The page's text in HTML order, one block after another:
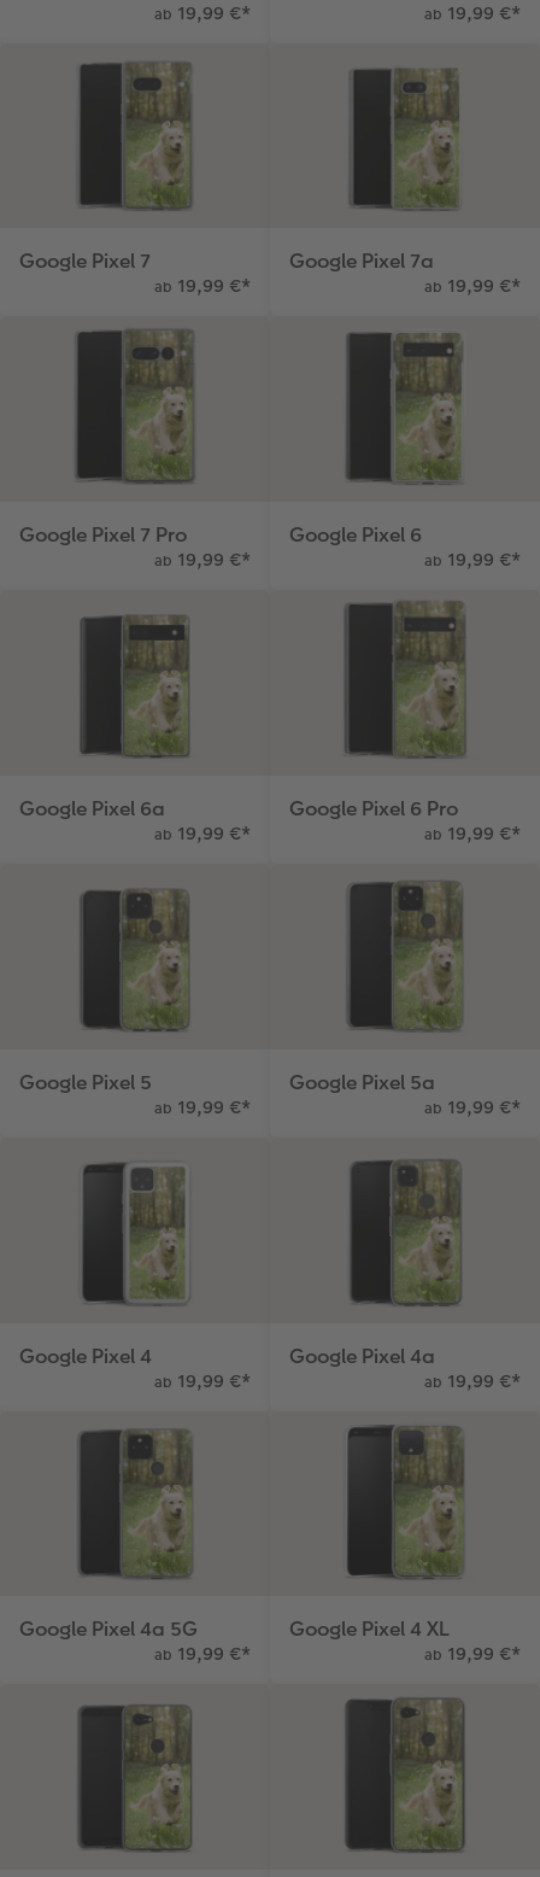
ab 19,99 €* ab 19,99 €*
Google Pixel 7
ab 19,99 €*
Google Pixel 7a
ab 19,99 €*
Google Pixel 7 Pro
ab 19,99 €*
Google Pixel 6
ab 19,99 €*
Google Pixel 6a
ab 19,99 €*
Google Pixel 6 Pro
ab 19,99 €*
Google Pixel 5
ab 19,99 €*
Google Pixel 5a
ab 19,99 €*
Google Pixel 4
ab 19,99 €*
Google Pixel 4a
ab 19,99 €*
Google Pixel 4a 5G
ab 19,99 €*
Google Pixel 4 XL
ab 19,99 €*